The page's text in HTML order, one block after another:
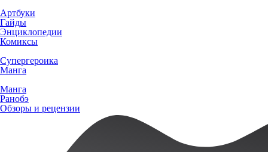
Артбуки
Гайды
Энциклопедии
Комиксы
Супергероика
Манга
Манга
Ранобэ
Обзоры и рецензии